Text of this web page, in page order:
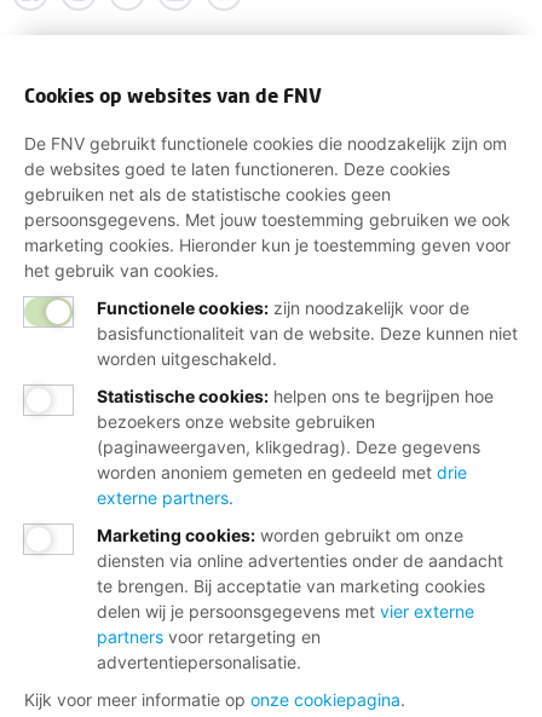
Cookies op websites van de FNV
De FNV gebruikt functionele cookies die noodzakelijk zijn om
de websites goed te laten functioneren. Deze cookies
gebruiken net als de statistische cookies geen
persoonsgegevens. Met jouw toestemming gebruiken we ook
marketing cookies. Hieronder kun je toestemming geven voor
het gebruik van cookies.
Functionele cookies: zijn noodzakelijk voor de
basisfunctionaliteit van de website. Deze kunnen niet
worden uitgeschakeld.
Statistische cookies: helpen ons te begrijpen hoe
bezoekers onze website gebruiken
(paginaweergaven, klikgedrag). Deze gegevens
worden anoniem gemeten en gedeeld met drie
externe partners.
Marketing cookies: worden gebruikt om onze
diensten via online advertenties onder de aandacht
te brengen. Bij acceptatie van marketing cookies
delen wij je persoonsgegevens met vier externe
partners voor retargeting en
advertentiepersonalisatie.
Kijk voor meer informatie op onze cookiepagina.